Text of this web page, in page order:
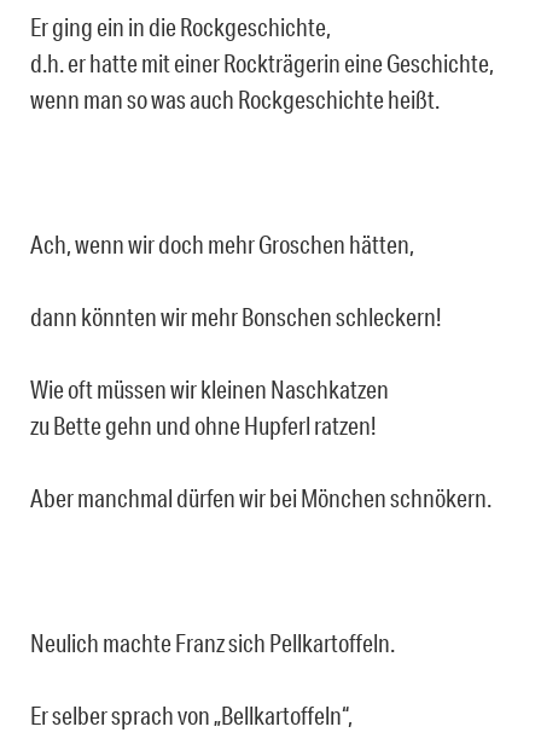
Er ging ein in die Rockgeschichte,
d.h. er hatte mit einer Rockträgerin eine Geschichte,
wenn man so was auch Rockgeschichte heißt.
Ach, wenn wir doch mehr Groschen hätten,
dann könnten wir mehr Bonschen schleckern!
Wie oft müssen wir kleinen Naschkatzen
zu Bette gehn und ohne Hupferl ratzen!
Aber manchmal dürfen wir bei Mönchen schnökern.
Neulich machte Franz sich Pellkartoffeln.
Er selber sprach von „Bellkartoffeln“,